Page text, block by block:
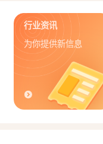
本周六日《7月25-
为你提供新信息
行业资讯